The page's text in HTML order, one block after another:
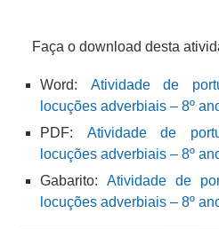
Faça o download desta
Word: Atividade de
locuções adverbiais – 8º
PDF: Atividade de
locuções adverbiais – 8º
Gabarito: Atividade de
locuções adverbiais – 8º